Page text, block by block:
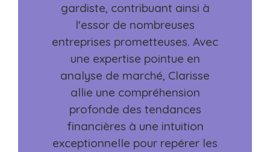
gardiste, contribuant ainsi à
l'essor de nombreuses
entreprises prometteuses. Avec
une expertise pointue en
analyse de marché, Clarisse
allie une compréhension
profonde des tendances
financières à une intuition
exceptionnelle pour repérer les